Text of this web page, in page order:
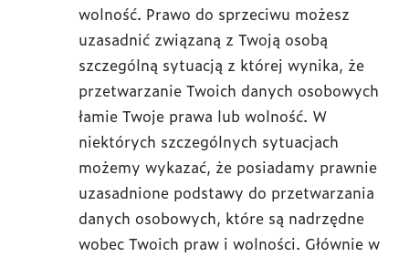
wolność. Prawo do sprzeciwu możesz
uzasadnić związaną z Twoją osobą
szczególną sytuacją z której wynika, że
przetwarzanie Twoich danych osobowych
łamie Twoje prawa lub wolność. W
niektórych szczególnych sytuacjach
możemy wykazać, że posiadamy prawnie
uzasadnione podstawy do przetwarzania
danych osobowych, które są nadrzędne
wobec Twoich praw i wolności. Głównie w